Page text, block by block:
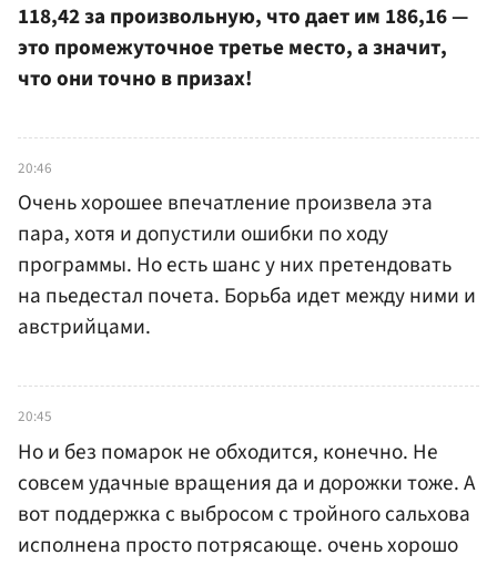
118,42 за произвольную, что дает им 186,16 —
это промежуточное третье место, а значит,
что они точно в призах!
20:46
Очень хорошее впечатление произвела эта
пара, хотя и допустили ошибки по ходу
программы. Но есть шанс у них претендовать
на пьедестал почета. Борьба идет между ними и
австрийцами.
20:45
Но и без помарок не обходится, конечно. Не
совсем удачные вращения да и дорожки тоже. А
вот поддержка с выбросом с тройного сальхова
исполнена просто потрясающе. очень хорошо